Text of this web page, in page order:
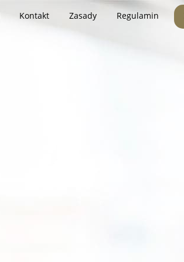
Kontakt Zasady Regulamin